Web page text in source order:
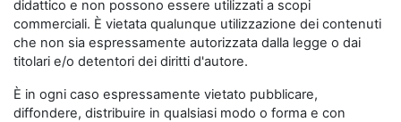
didattico e non possono essere utilizzati a scopi
commerciali. È vietata qualunque utilizzazione dei contenuti
che non sia espressamente autorizzata dalla legge o dai
titolari e/o detentori dei diritti d'autore.
È in ogni caso espressamente vietato pubblicare,
diffondere, distribuire in qualsiasi modo o forma e con